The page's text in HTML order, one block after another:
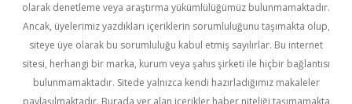
olarak denetleme veya araştırma yükümlülüğümüz bulunmamaktadır.
Ancak, üyelerimiz yazdıkları içeriklerin sorumluluğunu taşımakta olup,
siteye üye olarak bu sorumluluğu kabul etmiş sayılırlar. Bu internet
sitesi, herhangi bir marka, kurum veya şahıs şirketi ile hiçbir bağlantısı
bulunmamaktadır. Sitede yalnızca kendi hazırladığımız makaleler
paylaşılmaktadır. Burada yer alan içerikler haber niteliği taşımamakta